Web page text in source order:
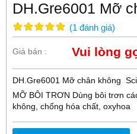
DH.Gre6001 Mỡ
(1 đánh giá)
Giá bán : Vui lòng
DH.Gre6001 Mỡ chân không
MỠ BÔI TRƠN Dùng bôi trơn
không, chống hóa chất, oxyhoa